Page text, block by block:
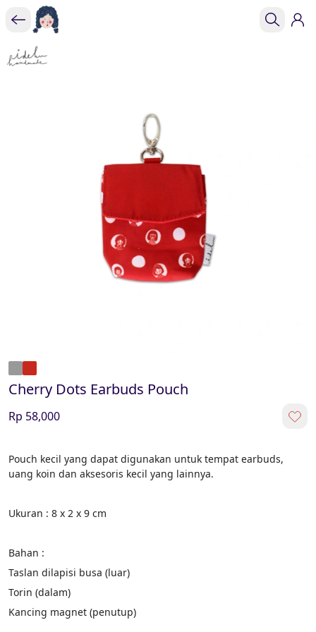
Cherry Dots Earbuds Pouch
Rp 58,000
Pouch kecil yang dapat digunakan untuk tempat earbuds,
uang koin dan aksesoris kecil yang lainnya.
Ukuran : 8 x 2 x 9 cm
Bahan :
Taslan dilapisi busa (luar)
Torin (dalam)
Kancing magnet (penutup)